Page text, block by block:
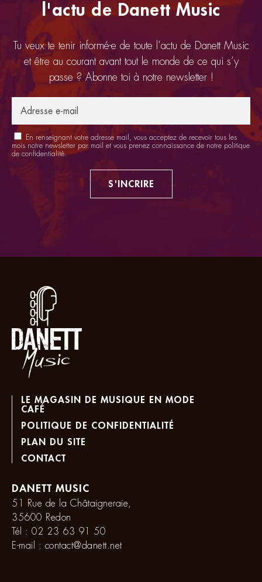
l'actu de Danett Music
Tu veux te tenir informé-e de toute l’actu de Danett Music
et être au courant avant tout le monde de ce qui s’y
passe ? Abonne toi à notre newsletter !
En renseignant votre adresse mail, vous acceptez de recevoir tous les
mois notre newsletter par mail et vous prenez connaissance de notre politique
de confidentialité.
S'INCRIRE
LE MAGASIN DE MUSIQUE EN MODE
CAFÉ
POLITIQUE DE CONFIDENTIALITÉ
PLAN DU SITE
CONTACT
DANETT MUSIC
51 Rue de la Châtaigneraie,
35600 Redon
Tél : 02 23 63 91 50
E-mail : contact@danett.net